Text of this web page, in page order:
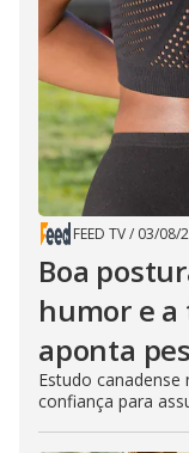
FEED TV/ 03/08/
Boa
humor e a
aponta
Estudo
confiança para